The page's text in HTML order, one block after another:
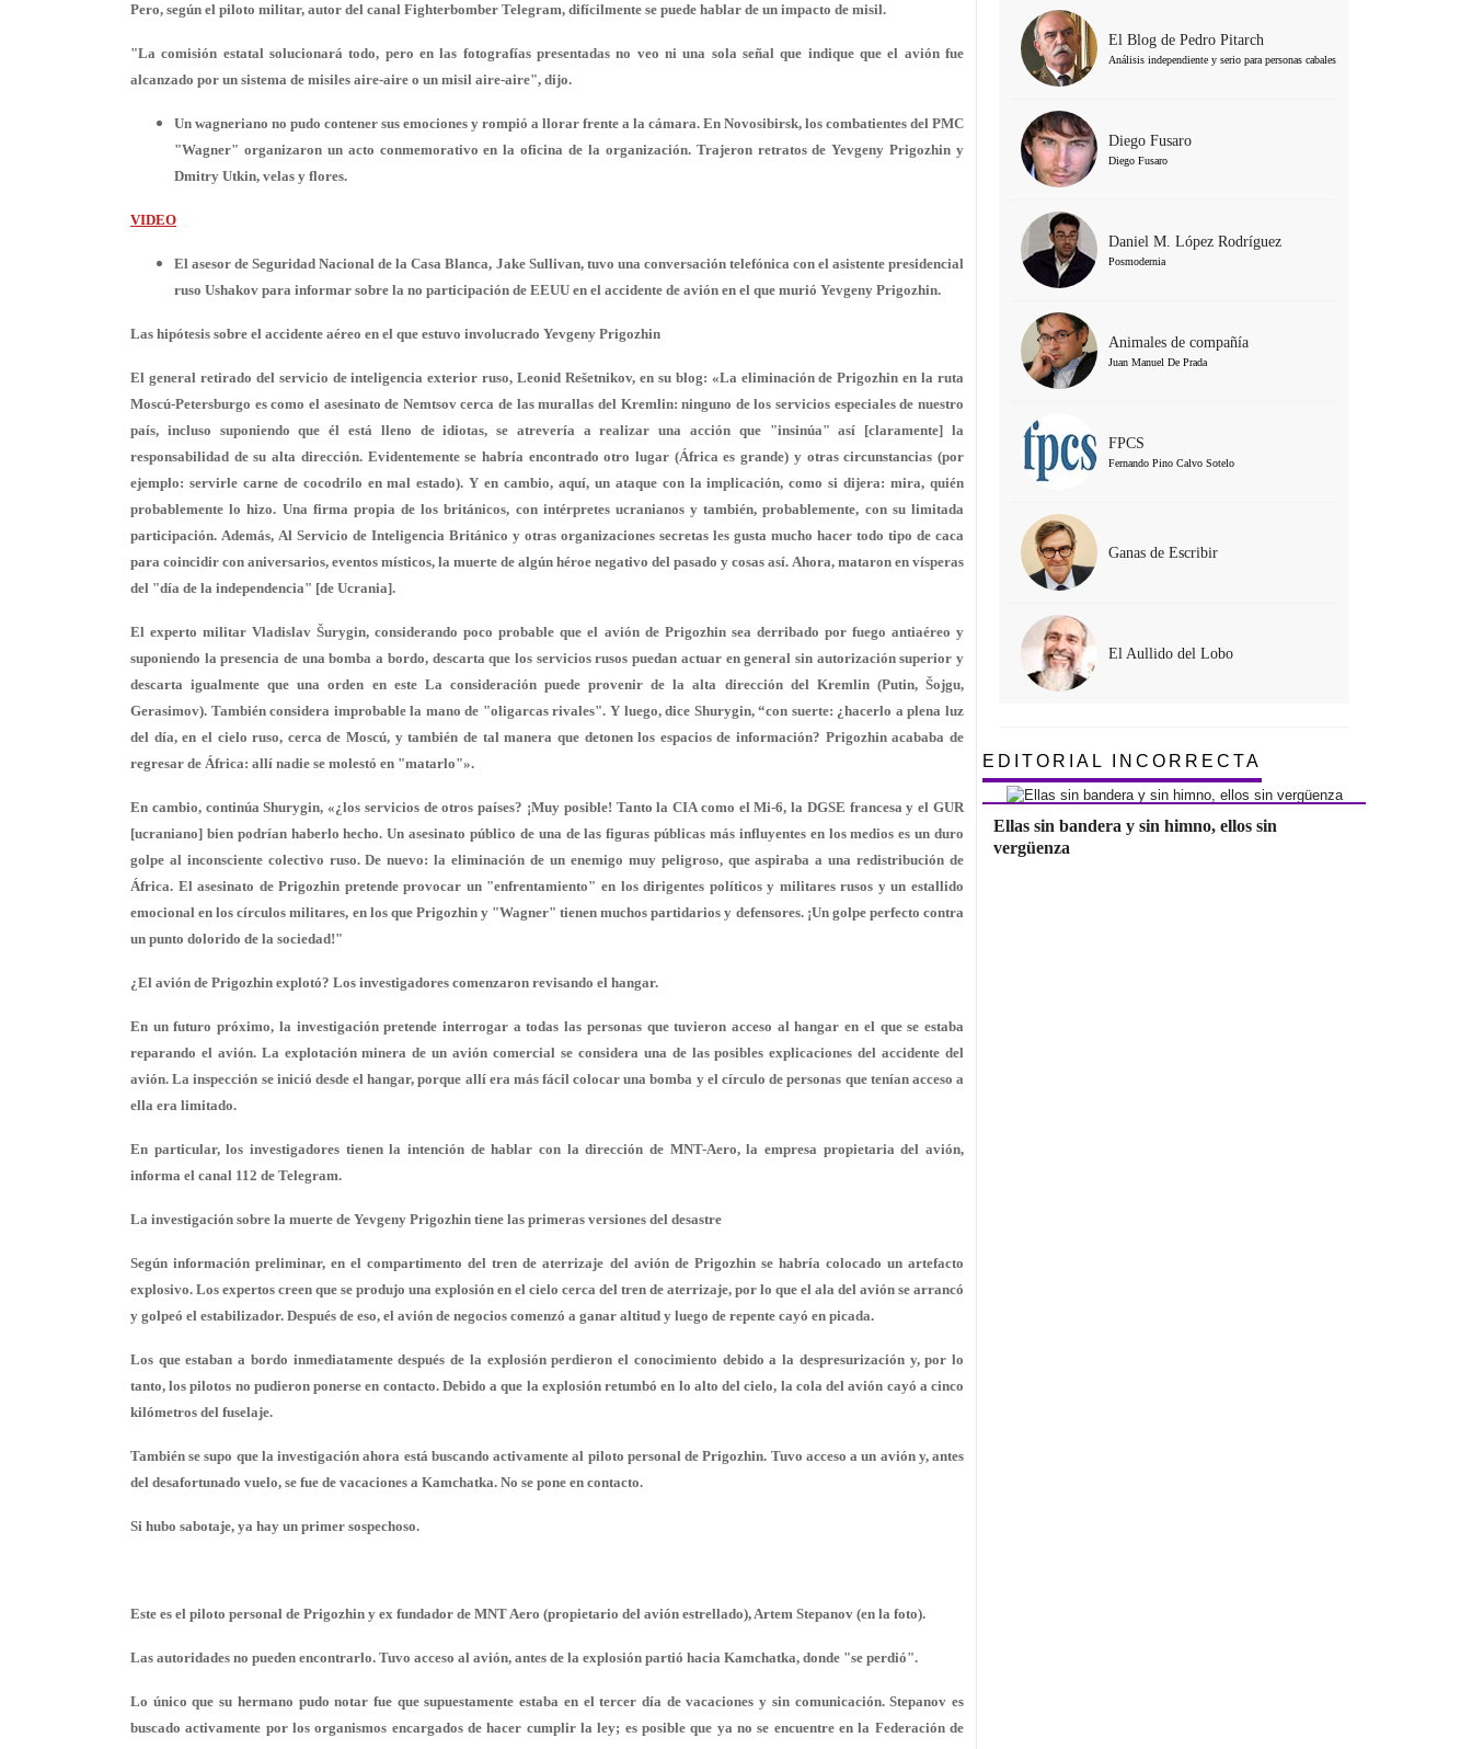
Pero, según el piloto militar, autor del canal Fighterbomber Telegram, difícilmente se puede hablar de un impacto de misil.
"La comisión estatal solucionará todo, pero en las fotografías presentadas no veo ni una sola señal que indique que el avión fue
alcanzado por un sistema de misiles aire-aire o un misil aire-aire", dijo.
Un wagneriano no pudo contener sus emociones y rompió a llorar frente a la cámara. En Novosibirsk, los combatientes del PMC
"Wagner" organizaron un acto conmemorativo en la oficina de la organización. Trajeron retratos de Yevgeny Prigozhin y
Dmitry Utkin, velas y flores.
VIDEO
El asesor de Seguridad Nacional de la Casa Blanca, Jake Sullivan, tuvo una conversación telefónica con el asistente presidencial
ruso Ushakov para informar sobre la no participación de EEUU en el accidente de avión en el que murió Yevgeny Prigozhin.
Las hipótesis sobre el accidente aéreo en el que estuvo involucrado Yevgeny Prigozhin
El general retirado del servicio de inteligencia exterior ruso, Leonid Rešetnikov, en su blog: «La eliminación de Prigozhin en la ruta
Moscú-Petersburgo es como el asesinato de Nemtsov cerca de las murallas del Kremlin: ninguno de los servicios especiales de nuestro
país, incluso suponiendo que él está lleno de idiotas, se atrevería a realizar una acción que "insinúa" así [claramente] la
responsabilidad de su alta dirección. Evidentemente se habría encontrado otro lugar (África es grande) y otras circunstancias (por
ejemplo: servirle carne de cocodrilo en mal estado). Y en cambio, aquí, un ataque con la implicación, como si dijera: mira, quién
probablemente lo hizo. Una firma propia de los británicos, con intérpretes ucranianos y también, probablemente, con su limitada
participación. Además, Al Servicio de Inteligencia Británico y otras organizaciones secretas les gusta mucho hacer todo tipo de caca
para coincidir con aniversarios, eventos místicos, la muerte de algún héroe negativo del pasado y cosas así. Ahora, mataron en vísperas
del "día de la independencia" [de Ucrania].
El experto militar Vladislav Šurygin, considerando poco probable que el avión de Prigozhin sea derribado por fuego antiaéreo y
suponiendo la presencia de una bomba a bordo, descarta que los servicios rusos puedan actuar en general sin autorización superior y
descarta igualmente que una orden en este La consideración puede provenir de la alta dirección del Kremlin (Putin, Šojgu,
Gerasimov). También considera improbable la mano de "oligarcas rivales". Y luego, dice Shurygin, “con suerte: ¿hacerlo a plena luz
del día, en el cielo ruso, cerca de Moscú, y también de tal manera que detonen los espacios de información? Prigozhin acababa de
regresar de África: allí nadie se molestó en "matarlo"».
En cambio, continúa Shurygin, «¿los servicios de otros países? ¡Muy posible! Tanto la CIA como el Mi-6, la DGSE francesa y el GUR
[ucraniano] bien podrían haberlo hecho. Un asesinato público de una de las figuras públicas más influyentes en los medios es un duro
golpe al inconsciente colectivo ruso. De nuevo: la eliminación de un enemigo muy peligroso, que aspiraba a una redistribución de
África. El asesinato de Prigozhin pretende provocar un "enfrentamiento" en los dirigentes políticos y militares rusos y un estallido
emocional en los círculos militares, en los que Prigozhin y "Wagner" tienen muchos partidarios y defensores. ¡Un golpe perfecto contra
un punto dolorido de la sociedad!"
¿El avión de Prigozhin explotó? Los investigadores comenzaron revisando el hangar.
En un futuro próximo, la investigación pretende interrogar a todas las personas que tuvieron acceso al hangar en el que se estaba
reparando el avión. La explotación minera de un avión comercial se considera una de las posibles explicaciones del accidente del
avión. La inspección se inició desde el hangar, porque allí era más fácil colocar una bomba y el círculo de personas que tenían acceso a
ella era limitado.
En particular, los investigadores tienen la intención de hablar con la dirección de MNT-Aero, la empresa propietaria del avión,
informa el canal 112 de Telegram.
La investigación sobre la muerte de Yevgeny Prigozhin tiene las primeras versiones del desastre
Según información preliminar, en el compartimento del tren de aterrizaje del avión de Prigozhin se habría colocado un artefacto
explosivo. Los expertos creen que se produjo una explosión en el cielo cerca del tren de aterrizaje, por lo que el ala del avión se arrancó
y golpeó el estabilizador. Después de eso, el avión de negocios comenzó a ganar altitud y luego de repente cayó en picada.
Los que estaban a bordo inmediatamente después de la explosión perdieron el conocimiento debido a la despresurización y, por lo
tanto, los pilotos no pudieron ponerse en contacto. Debido a que la explosión retumbó en lo alto del cielo, la cola del avión cayó a cinco
kilómetros del fuselaje.
También se supo que la investigación ahora está buscando activamente al piloto personal de Prigozhin. Tuvo acceso a un avión y, antes
del desafortunado vuelo, se fue de vacaciones a Kamchatka. No se pone en contacto.
Si hubo sabotaje, ya hay un primer sospechoso.
Este es el piloto personal de Prigozhin y ex fundador de MNT Aero (propietario del avión estrellado), Artem Stepanov (en la foto).
Las autoridades no pueden encontrarlo. Tuvo acceso al avión, antes de la explosión partió hacia Kamchatka, donde "se perdió".
Lo único que su hermano pudo notar fue que supuestamente estaba en el tercer día de vacaciones y sin comunicación. Stepanov es
buscado activamente por los organismos encargados de hacer cumplir la ley; es posible que ya no se encuentre en la Federación de
El Blog de Pedro Pitarch
Análisis independiente y serio para personas cabales
Diego Fusaro
Diego Fusaro
Daniel M. López Rodríguez
Posmodernia
Animales de compañía
Juan Manuel De Prada
FPCS
Fernando Pino Calvo Sotelo
Ganas de Escribir
El Aullido del Lobo
EDITORIAL INCORRECTA
Ellas sin bandera y sin himno, ellos sin
vergüenza